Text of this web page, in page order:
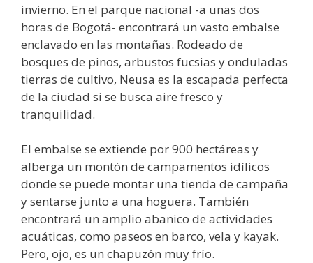
invierno. En el parque nacional -a unas dos
horas de Bogotá- encontrará un vasto embalse
enclavado en las montañas. Rodeado de
bosques de pinos, arbustos fucsias y onduladas
tierras de cultivo, Neusa es la escapada perfecta
de la ciudad si se busca aire fresco y
tranquilidad.
El embalse se extiende por 900 hectáreas y
alberga un montón de campamentos idílicos
donde se puede montar una tienda de campaña
y sentarse junto a una hoguera. También
encontrará un amplio abanico de actividades
acuáticas, como paseos en barco, vela y kayak.
Pero, ojo, es un chapuzón muy frío.